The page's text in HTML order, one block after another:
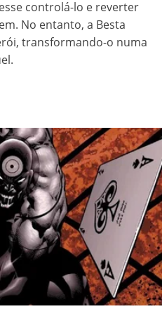
controlá-lo e reverter
No entanto, a Besta
transformando-o numa